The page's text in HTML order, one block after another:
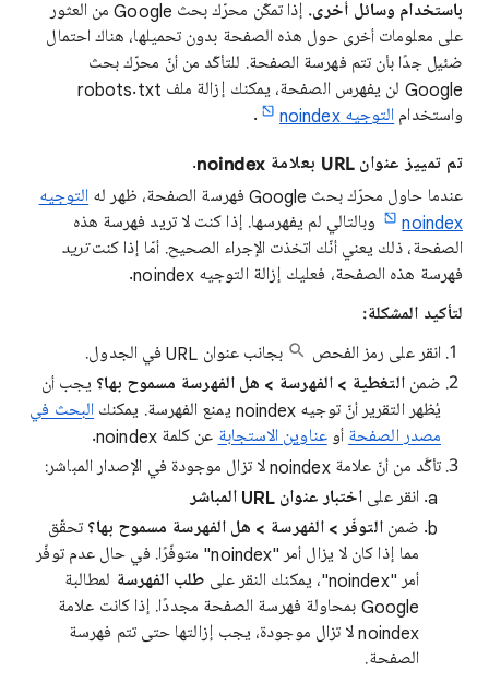
باستخدام وسائل أخرى.
إذا تمكّن محرّك بحث Google من العثور
على معلومات أخرى حول هذه الصفحة بدون تحميلها، هناك احتمال
ضئيل جدًا بأن تتم فهرسة الصفحة. للتأكّد من أنّ محرّك بحث
Google لن يفهرس الصفحة، يمكنك إزالة ملف robots.txt
واستخدام التوجيه noindex
.
تم تمييز عنوان URL بعلامة noindex.
عندما حاول محرّك بحث Google فهرسة الصفحة، ظهر له
التوجيه
noindex
وبالتالي لم يفهرسها. إذا كنت لا تريد فهرسة هذه
الصفحة، ذلك يعني أنّك اتخذت الإجراء الصحيح. أمّا إذا كنتتريد
فهرسة هذه الصفحة، فعليك إزالة التوجيه noindex.
لتأكيد المشكلة:
انقر على رمز الفحص
بجانب عنوان URL في الجدول.
ضمنالتغطية > الفهرسة > هل الفهرسة مسموح بها؟ يجب أن
يُظهر التقرير أنّ توجيه noindex يمنع الفهرسة. يمكنك
البحث في
مصدر الصفحة أوعناوين الاستجابة عن كلمة noindex.
تأكَّد من أنّ علامة noindex لا تزال موجودة في الإصدار المباشر:
انقر على اختبار عنوان URL المباشر
ضمنالتوفّر > الفهرسة > هل الفهرسة مسموح بها؟ تحقّق
مما إذا كان لا يزال أمر "noindex" متوفّرًا. في حال عدم توفّر
أمر "noindex"، يمكنك النقر على
طلب الفهرسة لمطالبة
Google بمحاولة فهرسة الصفحة مجددًا. إذا كانت علامة
noindex لا تزال موجودة، يجب إزالتها حتى تتم فهرسة
الصفحة.